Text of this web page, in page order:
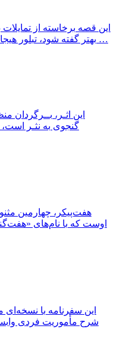
این قصه برخاسته از
بهتر گفته شود، تبلور هیجانات انسان زمینی است و از آنجا که …
این اثـر، بــرگردان
گنجوی به نثـر
هفت‌پیکر، چهارمین
اوست که با نام‌های
این سفرنامه با نسخه‌ای
شرح مأموریت فردی